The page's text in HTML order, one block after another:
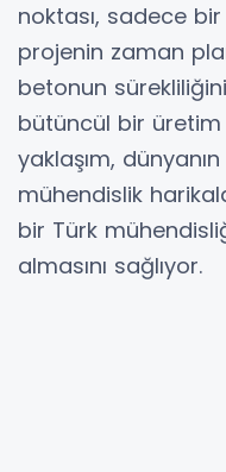
noktası, sadece
projenin zaman
betonun
bütüncül bir üretim
yaklaşım,
mühendislik
bir Türk
almasını sağlıyor.